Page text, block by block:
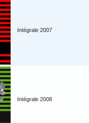
Intégrale 2007
Intégrale 2008